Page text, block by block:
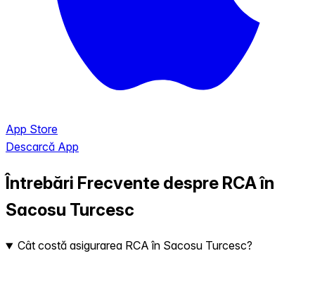
App Store
Descarcă App
Întrebări Frecvente despre RCA în
Sacosu Turcesc
Cât costă asigurarea RCA în Sacosu Turcesc?